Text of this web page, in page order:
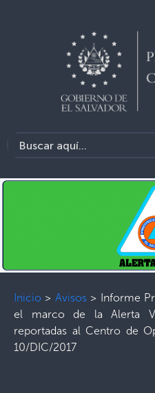
Inicio > Avisos> Informe
el marco de la Alerta
reportadas al Centro de
10/DIC/2017